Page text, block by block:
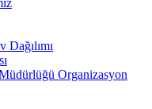
Organizasyon